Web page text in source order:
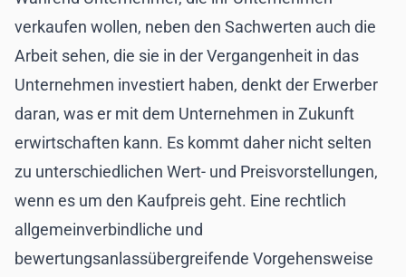
verkaufen wollen, neben den Sachwerten auch die
Arbeit sehen, die sie in der Vergangenheit in das
Unternehmen investiert haben, denkt der Erwerber
daran, was er mit dem Unternehmen in Zukunft
erwirtschaften kann. Es kommt daher nicht selten
zu unterschiedlichen Wert- und Preisvorstellungen,
wenn es um den Kaufpreis geht. Eine rechtlich
allgemeinverbindliche und
bewertungsanlassübergreifende Vorgehensweise